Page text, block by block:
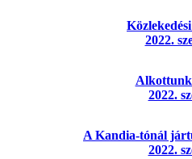
2022.
Alkottunk
2022.
A Kandia-tónál
2022.